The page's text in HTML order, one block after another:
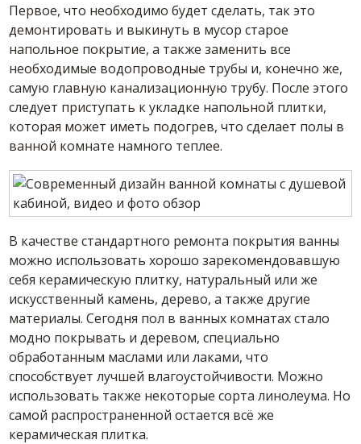
Первое, что необходимо будет сделать, так это
демонтировать и выкинуть в мусор старое
напольное покрытие, а также заменить все
необходимые водопроводные трубы и, конечно же,
самую главную канализационную трубу. После этого
следует приступать к укладке напольной плитки,
которая может иметь подогрев, что сделает полы в
ванной комнате намного теплее.
В качестве стандартного ремонта покрытия ванны
можно использовать хорошо зарекомендовавшую
себя керамическую плитку, натуральный или же
искусственный камень, дерево, а также другие
материалы. Сегодня пол в ванных комнатах стало
модно покрывать и деревом, специально
обработанным маслами или лаками, что
способствует лучшей влагоустойчивости. Можно
использовать также некоторые сорта линолеума. Но
самой распространенной остается всё же
керамическая плитка.